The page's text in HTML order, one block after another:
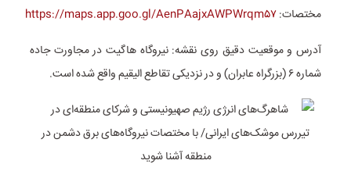
مختصات:https://maps.app.goo.gl/AenPAajxAWPWrqm۵۷
آدرس و موقعیت دقیق روی نقشه: نیروگاه هاگیت در مجاورت جاده
شماره ۶ (بزرگراه عابران) و در نزدیکی تقاطع الیقیم واقع شده است.